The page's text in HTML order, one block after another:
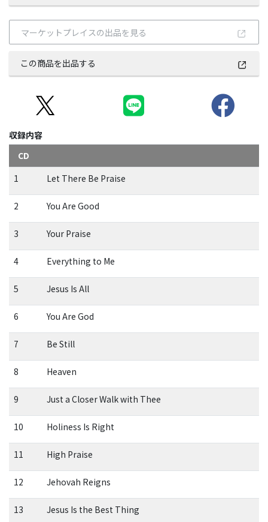
マーケットプレイスの出品を見る
この商品を出品する
収録内容
CD
1
Let There Be Praise
2 You Are Good
3 Your Praise
4 Everything to Me
5 Jesus Is All
6 You Are God
7 Be Still
8 Heaven
9 Just a Closer Walk with Thee
10 Holiness Is Right
11 High Praise
12 Jehovah Reigns
13 Jesus Is the Best Thing